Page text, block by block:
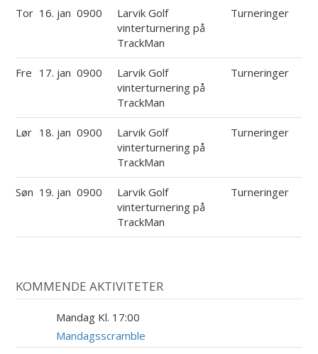
Tor 16. jan 0900
Larvik Golf
vinterturnering på
TrackMan
Turneringer
Fre 17. jan 0900
Larvik Golf
vinterturnering på
TrackMan
Turneringer
Lør 18. jan 0900
Larvik Golf
vinterturnering på
TrackMan
Turneringer
Søn 19. jan 0900
Larvik Golf
vinterturnering på
TrackMan
Turneringer
KOMMENDE AKTIVITETER
Mandag Kl. 17:00
Mandagsscramble